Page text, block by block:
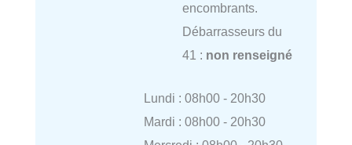
encombrants.
Débarrasseurs du
41 : non renseigné
Lundi : 08h00 - 20h30
Mardi : 08h00 - 20h30